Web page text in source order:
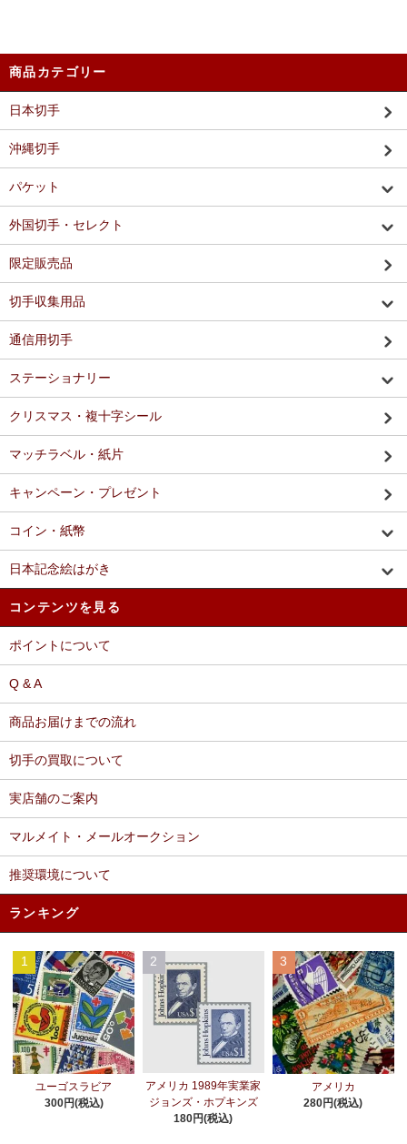
商品カテゴリー
日本切手
沖縄切手
パケット
外国切手・セレクト
限定販売品
切手収集用品
通信用切手
ステーショナリー
クリスマス・複十字シール
マッチラベル・紙片
キャンペーン・プレゼント
コイン・紙幣
日本記念絵はがき
コンテンツを見る
ポイントについて
Q & A
商品お届けまでの流れ
切手の買取について
実店舗のご案内
マルメイト・メールオークション
推奨環境について
ランキング
1
ユーゴスラビア
300円(税込)
2
アメリカ 1989年実業家
ジョンズ・ホプキンズ
180円(税込)
3
アメリカ
280円(税込)